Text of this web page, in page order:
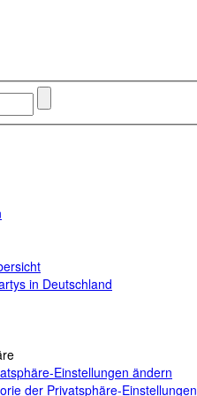
in Deutschland
Einstellungen ändern
der Privatsphäre-Einstellungen